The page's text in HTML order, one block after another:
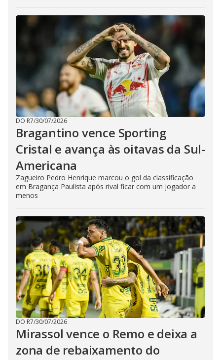
DO R7/30/07/2026
Bragantino vence Sporting
Cristal e avança às oitavas da Sul-
Americana
Zagueiro Pedro Henrique marcou o gol da classificação
em Bragança Paulista após rival ficar com um jogador a
menos
DO R7/30/07/2026
Mirassol vence o Remo e deixa a
zona de rebaixamento do